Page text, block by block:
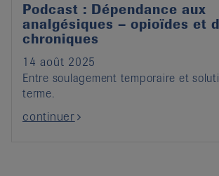
Podcast : Dépendance aux
analgésiques – opioïdes et
chroniques
14 août 2025
Entre soulagement temporaire et
terme.
continuer